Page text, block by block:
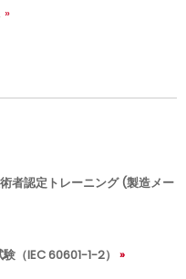
者認定トレーニング (製造メー
（IEC 60601-1-2）